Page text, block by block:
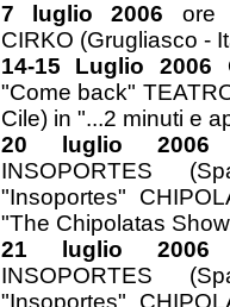
7 luglio 2006 ore
CIRKO (Grugliasco -
14-15 Luglio 2006
"Come back"
Cile) in "...2 minuti e
20 luglio 2006
INSOPORTES
"Insoportes"
"The Chipolatas
21 luglio 2006
INSOPORTES
"Insoportes"